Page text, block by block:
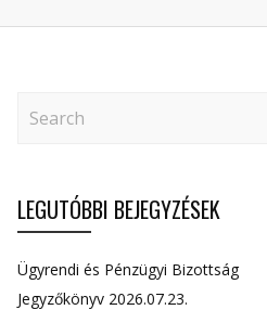
LEGUTÓBBI BEJEGYZÉSEK
Ügyrendi és Pénzügyi Bizottság
Jegyzőkönyv 2026.07.23.